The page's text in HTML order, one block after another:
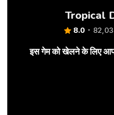
Tropical
8.0
इस गेम को खेलने के लिए